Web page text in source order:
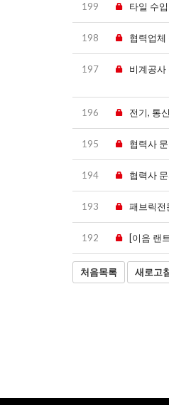
199 타일 수
198 협력업체
197 비계공사
196 전기, 통
195 협력사
194 협력사
193 패브릭전
192 [이음 랜
처음목록 새로고